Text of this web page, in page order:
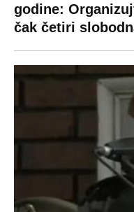
godine:
čak četiri